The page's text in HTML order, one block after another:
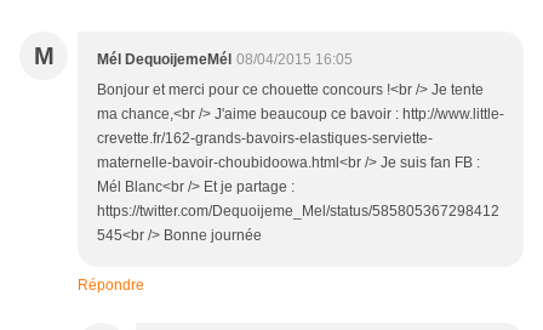
M Mél DequoijemeMél 08/04/2015 16:05
Bonjour et merci pour ce chouette concours !<br /> Je tente
ma chance,<br /> J'aime beaucoup ce bavoir : http://www.little-
crevette.fr/162-grands-bavoirs-elastiques-serviette-
maternelle-bavoir-choubidoowa.html<br /> Je suis fan FB :
Mél Blanc<br /> Et je partage :
https://twitter.com/Dequoijeme_Mel/status/585805367298412
545<br /> Bonne journée
Répondre